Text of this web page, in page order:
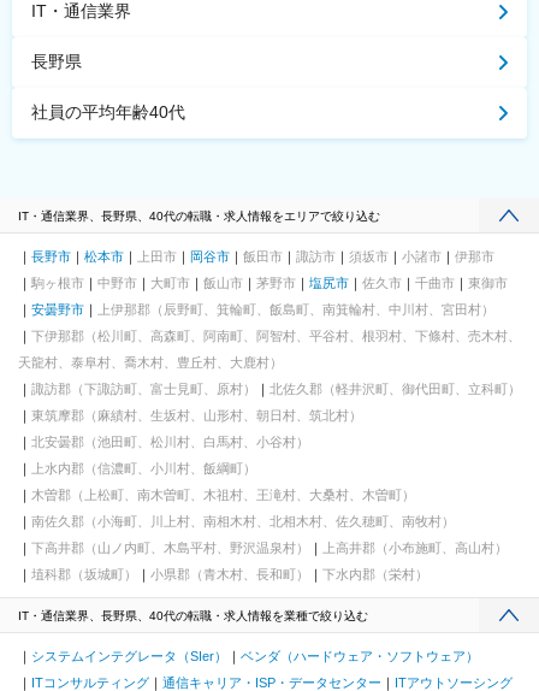
IT・通信業界
長野県
社員の平均年齢40代
IT・通信業界、長野県、40代の転職・求人情報をエリアで絞り込む
長野市 松本市 上田市 岡谷市 飯田市 諏訪市 須坂市 小諸市
伊那市
駒ヶ根市
中野市 大町市 飯山市 茅野市 塩尻市 佐久市 千曲市
東御市
安曇野市
上伊那郡（辰野町、箕輪町、飯島町、南箕輪村、中川村、宮田村）
下伊那郡（松川町、高森町、阿南町、阿智村、平谷村、根羽村、下條村、売木村、
天龍村、泰阜村、喬木村、豊丘村、大鹿村）
諏訪郡（下諏訪町、富士見町、原村）
北佐久郡（軽井沢町、御代田町、立科町）
東筑摩郡（麻績村、生坂村、山形村、朝日村、筑北村）
北安曇郡（池田町、松川村、白馬村、小谷村）
上水内郡（信濃町、小川村、飯綱町）
木曽郡（上松町、南木曽町、木祖村、王滝村、大桑村、木曽町）
南佐久郡（小海町、川上村、南相木村、北相木村、佐久穂町、南牧村）
下高井郡（山ノ内町、木島平村、野沢温泉村）
上高井郡（小布施町、高山村）
埴科郡（坂城町）
小県郡（青木村、長和町） 下水内郡（栄村）
IT・通信業界、長野県、40代の転職・求人情報を業種で絞り込む
システムインテグレータ（SIer）
ベンダ（ハードウェア・ソフトウェア）
ITコンサルティング
通信キャリア・ISP・データセンター ITアウトソーシング